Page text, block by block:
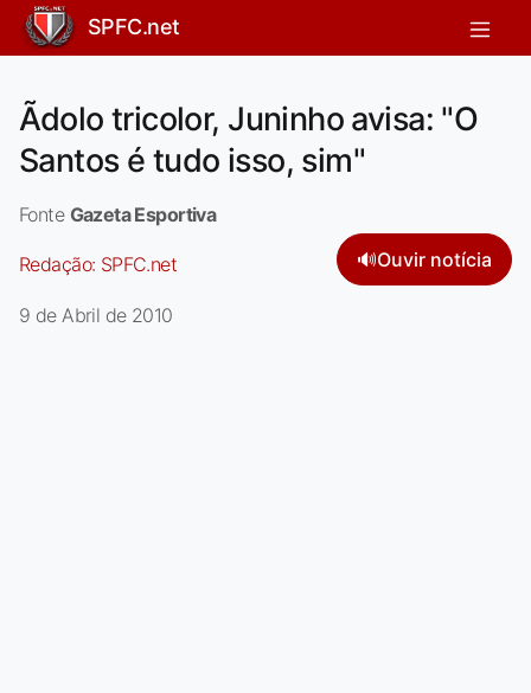
SPFC.net
Ãdolo tricolor, Juninho avisa: "O
Santos é tudo isso, sim"
Fonte Gazeta Esportiva
Redação: SPFC.net 🔊Ouvir notícia
9 de Abril de 2010